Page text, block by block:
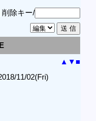
削除キー/
▲ ▼■
11/02(Fri)